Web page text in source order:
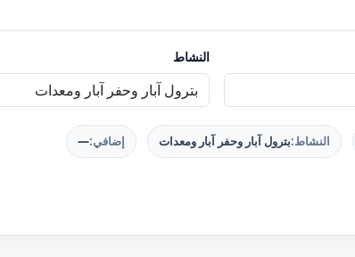
النشاط
النشاط:بترول آبار وحفر آبار ومعدات إضافي:—